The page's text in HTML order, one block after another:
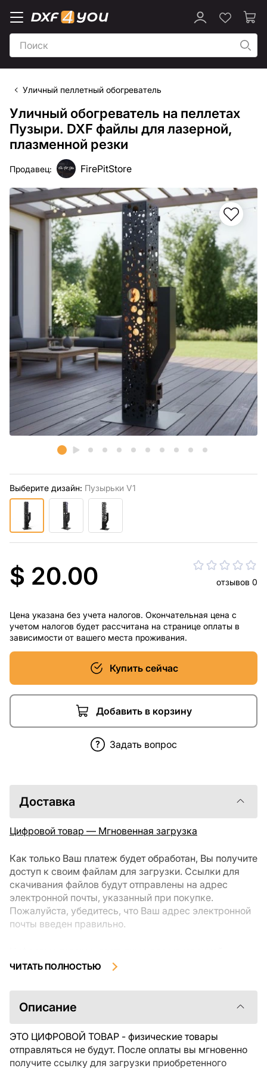
Уличный пеллетный обогреватель
Уличный обогреватель на пеллетах
Пузыри. DXF файлы для лазерной,
плазменной резки
Продавец: FirePitStore
Выберите дизайн: Пузырьки V1
$ 20.00 отзывов 0
Цена указана без учета налогов. Окончательная цена с
учетом налогов будет рассчитана на странице оплаты в
зависимости от вашего места проживания.
Купить сейчас
Добавить в корзину
Задать вопрос
Доставка
Цифровой товар — Мгновенная загрузка
Как только Ваш платеж будет обработан, Вы получите
доступ к своим файлам для загрузки. Ссылки для
скачивания файлов будут отправлены на адрес
электронной почты, указанный при покупке.
Пожалуйста, убедитесь, что Ваш адрес электронной
почты введен правильно.
загрузки, не подлежат возврату или обмену после их
ознакомиться с описанием товара и задать все
интересующие Вас вопросы перед покупкой. Если у
свяжитесь с продавцом напрямую.
ЧИТАТЬ ПОЛНОСТЬЮ
Описание
ЭТО ЦИФРОВОЙ ТОВАР - физические товары
отправляться не будут. После оплаты вы мгновенно
получите ссылку для загрузки приобретенного